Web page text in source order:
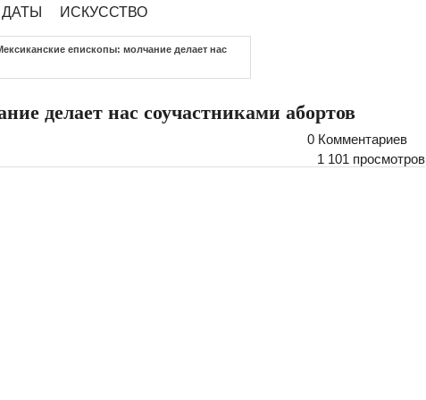
ИСКУССТВО
епископы: молчание делает нас
делает нас соучастниками абортов
0 Комментариев
1 101 просмотров